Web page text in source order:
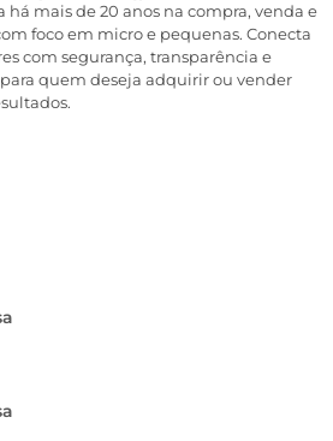
há mais de 20 anos na compra, venda e
foco em micro e pequenas. Conecta
com segurança, transparência e
quem deseja adquirir ou vender